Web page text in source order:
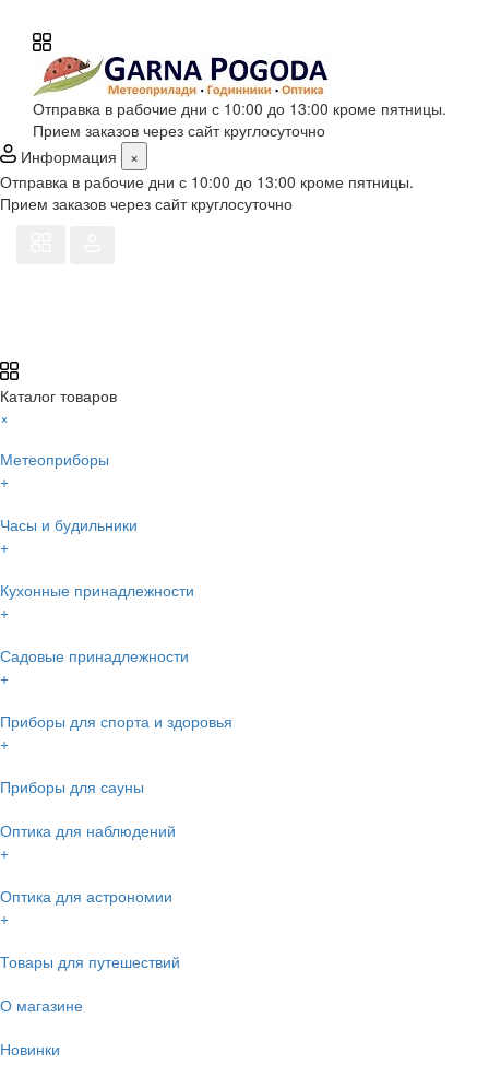
Отправка в рабочие дни с 10:00 до 13:00 кроме пятницы.
Прием заказов через сайт круглосуточно
Информация
×
Отправка в рабочие дни с 10:00 до 13:00 кроме пятницы.
Прием заказов через сайт круглосуточно
Каталог товаров
×
Метеоприборы
+
Часы и будильники
+
Кухонные принадлежности
+
Садовые принадлежности
+
Приборы для спорта и здоровья
+
Приборы для сауны
Оптика для наблюдений
+
Оптика для астрономии
+
Товары для путешествий
О магазине
Новинки